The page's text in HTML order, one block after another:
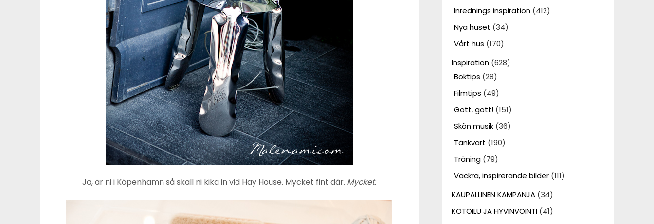
Ja, är ni i Köpenhamn så skall ni kika in vid Hay House. Mycket fint där. Mycket.
Inrednings inspiration(412)
Nya huset (34)
Vårt hus (170)
Inspiration(628)
Boktips (28)
Filmtips (49)
Gott, gott!(151)
Skön musik(36)
Tänkvärt (190)
Träning(79)
Vackra, inspirerande bilder(111)
KAUPALLINEN KAMPANJA(34)
KOTOILU JA HYVINVOINTI(41)